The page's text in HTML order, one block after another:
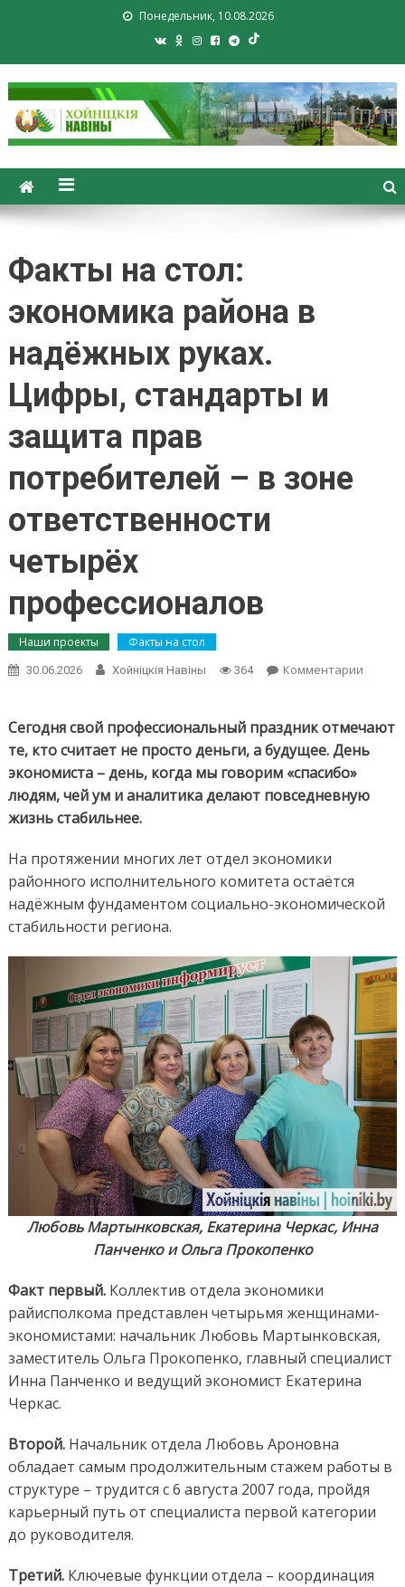
Понедельник, 10.08.2026
Хойники. Хойнiцкiя навiны.
Новости Хойник. Районная
Факты на стол:
экономика района в
надёжных руках.
Цифры, стандарты и
защита прав
потребителей – в зоне
ответственности
четырёх
профессионалов
Наши проекты Факты на стол
30.06.2026 Хойнiцкiя Навiны 364 Комментарииon
стол:
района
прав
в
зоне
Сегодня свой профессиональный праздник отмечают
те, кто считает не просто деньги, а будущее. День
экономиста – день, когда мы говорим «спасибо»
людям, чей ум и аналитика делают повседневную
жизнь стабильнее.
На протяжении многих лет отдел экономики
районного исполнительного комитета остаётся
надёжным фундаментом социально-экономической
стабильности региона.
Любовь Мартынковская, Екатерина Черкас, Инна
Панченко и Ольга Прокопенко
Факт первый.Коллектив отдела экономики
райисполкома представлен четырьмя женщинами-
экономистами: начальник Любовь Мартынковская,
заместитель Ольга Прокопенко, главный специалист
Инна Панченко и ведущий экономист Екатерина
Черкас.
Второй.Начальник отдела Любовь Ароновна
обладает самым продолжительным стажем работы в
структуре – трудится с 6 августа 2007 года, пройдя
карьерный путь от специалиста первой категории
до руководителя.
Третий.Ключевые функции отдела – координация